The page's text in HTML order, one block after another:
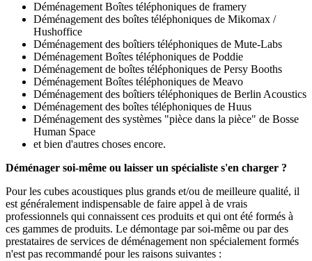
Déménagement Boîtes téléphoniques de framery
Déménagement des boîtes téléphoniques de Mikomax /
Hushoffice
Déménagement des boîtiers téléphoniques de Mute-Labs
Déménagement Boîtes téléphoniques de Poddie
Déménagement de boîtes téléphoniques de Persy Booths
Déménagement Boîtes téléphoniques de Meavo
Déménagement des boîtiers téléphoniques de Berlin Acoustics
Déménagement des boîtes téléphoniques de Huus
Déménagement des systèmes "pièce dans la pièce" de Bosse
Human Space
et bien d'autres choses encore.
Déménager soi-même ou laisser un spécialiste s'en charger ?
Pour les cubes acoustiques plus grands et/ou de meilleure qualité, il
est généralement indispensable de faire appel à de vrais
professionnels qui connaissent ces produits et qui ont été formés à
ces gammes de produits. Le démontage par soi-même ou par des
prestataires de services de déménagement non spécialement formés
n'est pas recommandé pour les raisons suivantes :